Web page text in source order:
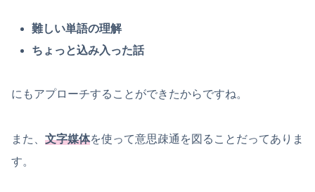
難しい単語の理解
ちょっと込み入った話
にもアプローチすることができたからですね。
また、 文字媒体を使って意思疎通を図ることだってありま
す。